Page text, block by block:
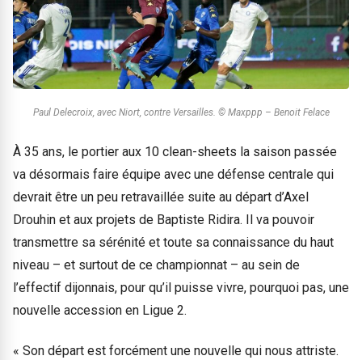
Paul Delecroix, avec Niort, contre Versailles. © Maxppp – Benoit Felace
À 35 ans, le portier aux 10 clean-sheets la saison passée
va désormais faire équipe avec une défense centrale qui
devrait être un peu retravaillée suite au départ d’Axel
Drouhin et aux projets de Baptiste Ridira. Il va pouvoir
transmettre sa sérénité et toute sa connaissance du haut
niveau – et surtout de ce championnat – au sein de
l’effectif dijonnais, pour qu’il puisse vivre, pourquoi pas, une
nouvelle accession en Ligue 2.
« Son départ est forcément une nouvelle qui nous attriste.